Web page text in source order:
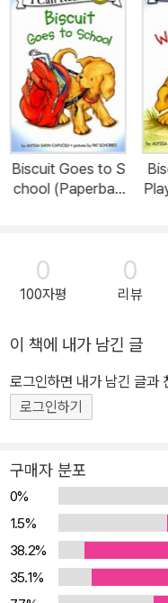
Biscuit Goes to S
chool (Paperbac
0
100자평
0
리뷰
이 책에 내가 남긴 글
로그인하면 내가 남긴 글과
로그인하기
구매자 분포
0%
1.5%
38.2%
35.1%